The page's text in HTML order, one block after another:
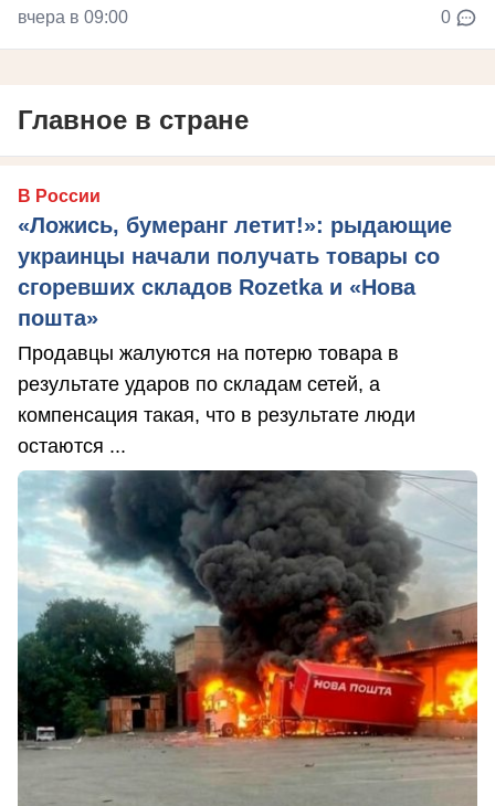
вчера в 09:00 0
Главное в стране
В России
«Ложись, бумеранг летит!»: рыдающие
украинцы начали получать товары со
сгоревших складов Rozetka и «Нова
пошта»
Продавцы жалуются на потерю товара в
результате ударов по складам сетей, а
компенсация такая, что в результате люди
остаются ...